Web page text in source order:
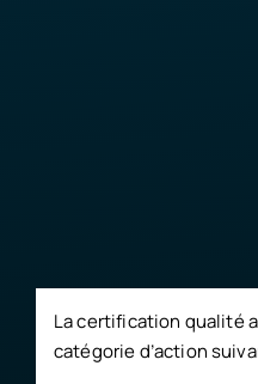
La certification qualité
catégorie d’action